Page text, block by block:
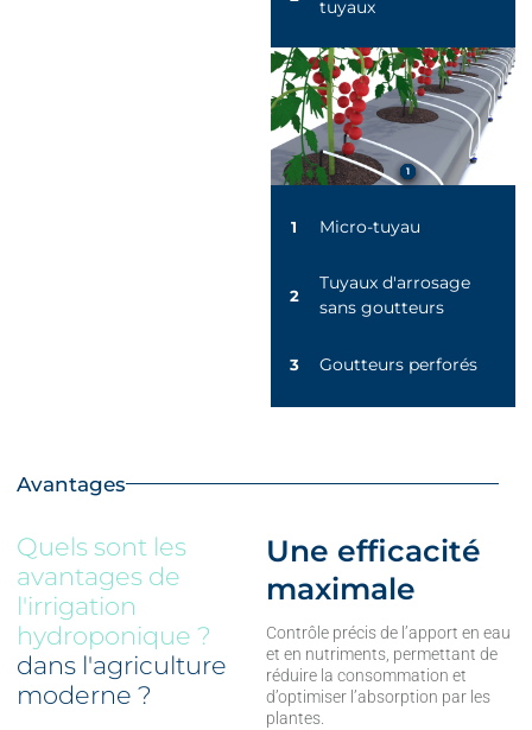
tuyaux
1 Micro-tuyau
2
Tuyaux d'arrosage
sans goutteurs
3 Goutteurs perforés
32121
Avantages
Quels sont les
avantages de
l'irrigation
hydroponique ?
dans l'agriculture
moderne ?
Une efficacité
maximale
Contrôle précis de l’apport en eau
et en nutriments, permettant de
réduire la consommation et
d’optimiser l’absorption par les
plantes.